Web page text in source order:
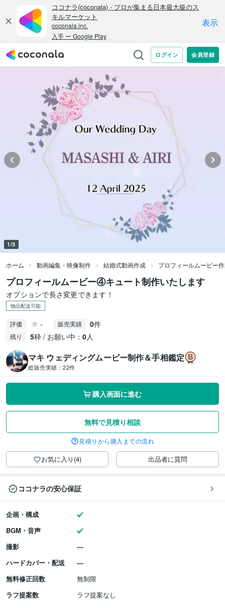
1/3
ホーム 動画編集・映像制作 結婚式動画作成 プロフィールムービー
プロフィールムービー④キュート制作いたします
オプションで長さ変更できます！
物品配送可能
評価 - 販売実績 0件
残り 5枠 / お願い中： 0人
マキ ウェディングムービー制作＆手相鑑定
総販売実績： 22件
購入画面に進む
無料で見積り相談
見積りから購入までの流れ
お気に入り(4) 出品者に質問
ココナラの安心保証
企画・構成
BGM・音声
撮影
ハードカバー・配送
無料修正回数
無制限
ラフ提案数
ラフ提案なし